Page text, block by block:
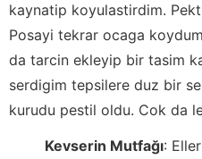
kaynatip koyulastirdim.
Posayi tekrar ocaga
da tarcin ekleyip bir tasim
serdigim tepsilere duz bir
kurudu pestil oldu. Cok da
Kevserin Mutfağı: